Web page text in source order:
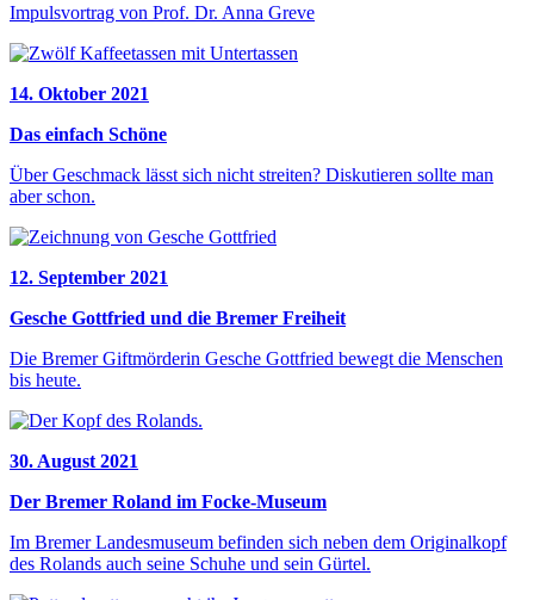
Impulsvortrag von Prof. Dr. Anna Greve
14. Oktober 2021
Das einfach Schöne
Über Geschmack lässt sich nicht streiten? Diskutieren sollte man
aber schon.
12. September 2021
Gesche Gottfried und die Bremer Freiheit
Die Bremer Giftmörderin Gesche Gottfried bewegt die Menschen
bis heute.
30. August 2021
Der Bremer Roland im Focke-Museum
Im Bremer Landesmuseum befinden sich neben dem Originalkopf
des Rolands auch seine Schuhe und sein Gürtel.